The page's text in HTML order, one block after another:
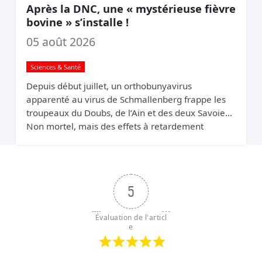
Après la DNC, une « mystérieuse fièvre
bovine » s’installe !
05 août 2026
Sciences & Santé
Depuis début juillet, un orthobunyavirus
apparenté au virus de Schmallenberg frappe les
troupeaux du Doubs, de l’Ain et des deux Savoies.
Non mortel, mais des effets à retardement
5
Évaluation de l'articl
e